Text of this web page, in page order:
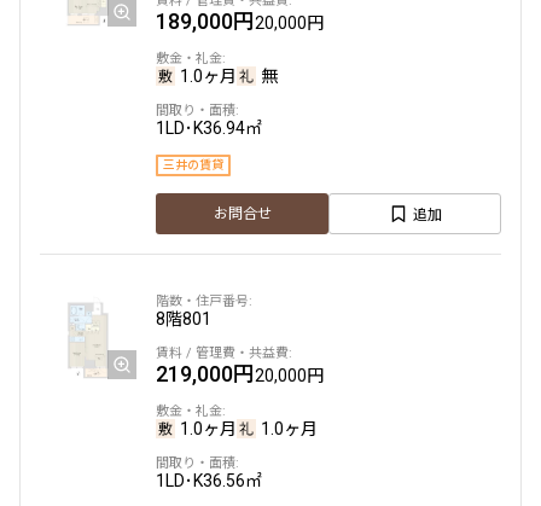
189,000円20,000円
1.0ヶ月 無
1LD･K36.94㎡
三井の賃貸
お問合せ 追加
8階801
219,000円20,000円
1.0ヶ月 1.0ヶ月
1LD･K36.56㎡